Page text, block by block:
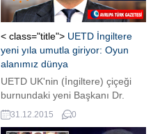
< class="title"> UETD İngiltere
yeni yıla umutla giriyor: Oyun
alanımız dünya
UETD UK'nin (İngiltere) çiçeği
burnundaki yeni Başkanı Dr.
Turhan Özen, yeni yıl nedeniyle
AVRUPA TÜRK GAZETESİ'ne
31.12.2015 0